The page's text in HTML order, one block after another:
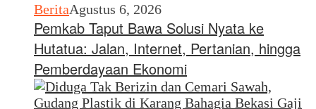
BeritaAgustus 6, 2026
Pemkab Taput Bawa Solusi Nyata ke
Hutatua: Jalan, Internet, Pertanian, hingga
Pemberdayaan Ekonomi